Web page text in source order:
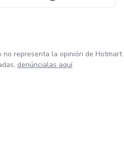
representa la opinión de Hotmart.
denúncialas aquí